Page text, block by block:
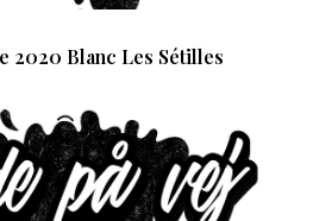
2020 Blanc Les Sétilles